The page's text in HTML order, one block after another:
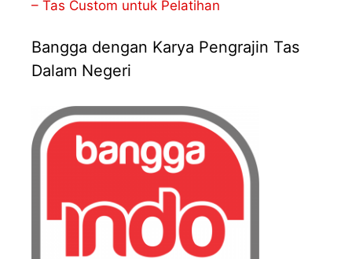
– Tas Custom untuk Pelatihan
Bangga dengan Karya Pengrajin Tas
Dalam Negeri